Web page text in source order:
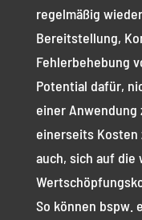
regelmäßig
Bereitstellung,
Fehlerbehebung
Potential dafür,
einer Anwendung
einerseits Kosten
auch, sich auf die
So können bspw.